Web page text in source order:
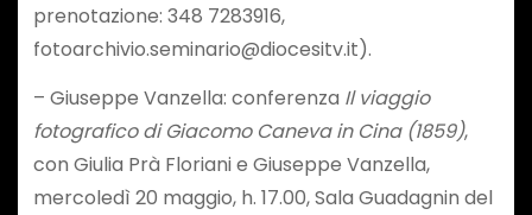
prenotazione: 348 7283916,
fotoarchivio.seminario@diocesitv.it).
– Giuseppe Vanzella: conferenza Il viaggio
fotografico di Giacomo Caneva in Cina (1859),
con Giulia Prà Floriani e Giuseppe Vanzella,
mercoledì 20 maggio, h. 17.00, Sala Guadagnin del